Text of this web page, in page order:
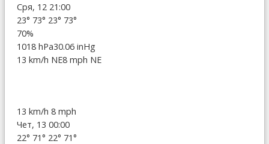
Сря, 12 21:00
23° 73° 23° 73°
70%
1018 hPa30.06 inHg
13 km/h NE8 mph NE
13 km/h 8 mph
Чет, 13 00:00
22° 71° 22° 71°